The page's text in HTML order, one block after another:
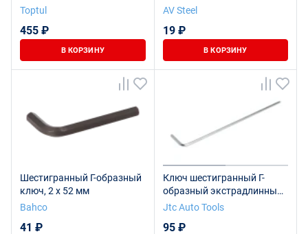
TOPTUL AGCD0214
Toptul
455 ₽
В КОРЗИНУ
AV Steel
19 ₽
В КОРЗИНУ
Шестигранный Г-образный
ключ, 2 x 52 мм
Bahco
41 ₽
Ключ шестигранный Г-
образный экстрадлинный
с шаром H2, длина 100мм
Jtc Auto Tools
95 ₽